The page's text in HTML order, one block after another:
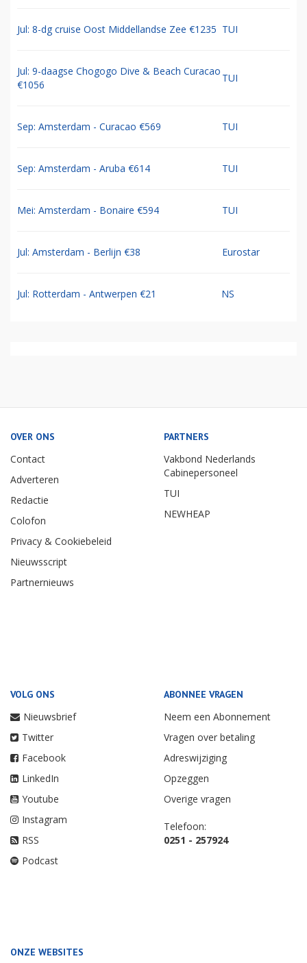
Jul: 8-dg cruise Oost Middellandse Zee €1235 TUI
Jul: 9-daagse Chogogo Dive & Beach Curacao
€1056
TUI
Sep: Amsterdam - Curacao €569 TUI
Sep: Amsterdam - Aruba €614 TUI
Mei: Amsterdam - Bonaire €594 TUI
Jul: Amsterdam - Berlijn €38 Eurostar
Jul: Rotterdam - Antwerpen €21 NS
OVER ONS
Contact
Adverteren
Redactie
Colofon
Privacy & Cookiebeleid
Nieuwsscript
Partnernieuws
PARTNERS
Vakbond Nederlands
Cabinepersoneel
TUI
NEWHEAP
VOLG ONS
Nieuwsbrief
Twitter
Facebook
LinkedIn
Youtube
Instagram
RSS
Podcast
ABONNEE VRAGEN
Neem een Abonnement
Vragen over betaling
Adreswijziging
Opzeggen
Overige vragen
Telefoon:
0251 - 257924
ONZE WEBSITES